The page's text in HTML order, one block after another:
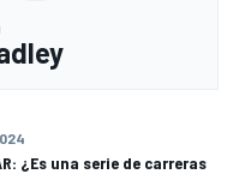
¿Es una serie de carreras